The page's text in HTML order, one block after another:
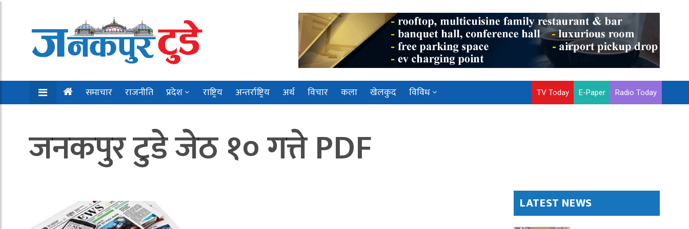
समाचार राजनीति प्रदेश राष्ट्रिय अन्तर्राष्ट्रिय अर्थ विचार कला खेलकुद विविध TV Today E-Paper Radio Today
जनकपुर टुडे जेठ १० गत्ते PDF
LATEST NEWS